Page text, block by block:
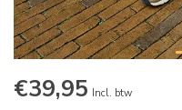
€39,95 Incl. btw